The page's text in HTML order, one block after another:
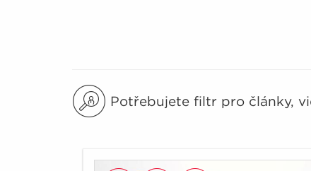
Potřebujete filtr pro články,